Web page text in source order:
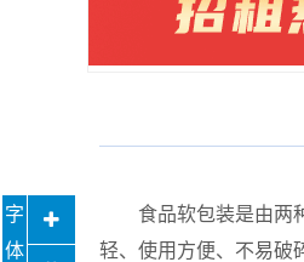
食品软包装是由两种
轻、使用方便、不易破